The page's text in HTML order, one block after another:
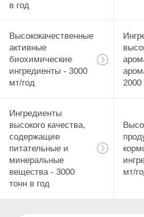
в год
Высококачественные
активные
биохимические
ингредиенты - 3000
мт/год
2000
Ингредиенты
высокого качества,
содержащие
питательные и
минеральные
вещества - 3000
тонн в год
мт/